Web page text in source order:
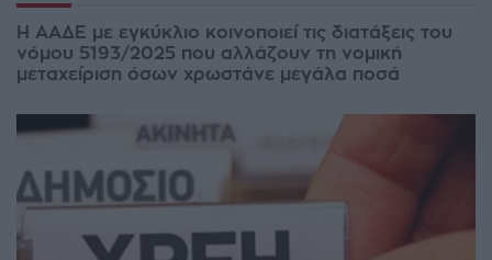
Η ΑΑΔΕ με εγκύκλιο κοινοποιεί τις διατάξεις του
νόμου 5193/2025 που αλλάζουν τη νομική
μεταχείριση όσων χρωστάνε μεγάλα ποσά